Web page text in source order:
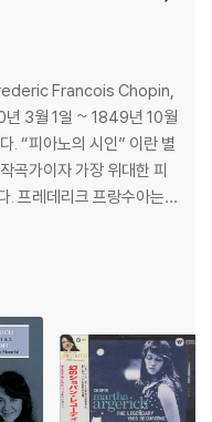
Francois Chopin,
년 3월 1일 ~ 1849년 10월
. “피아노의 시인” 이란 별
곡가이자 가장 위대한 피
는
살게 되었을 때 쓰던 프랑
란치셰크 쇼펜(폴란드어: